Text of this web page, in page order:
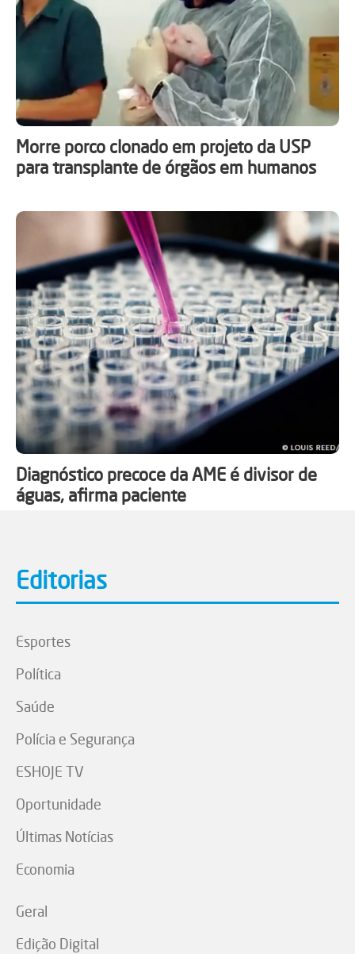
Morre porco clonado em projeto da USP
para transplante de órgãos em humanos
Diagnóstico precoce da AME é divisor de
águas, afirma paciente
Editorias
Esportes
Política
Saúde
Polícia e Segurança
ESHOJE TV
Oportunidade
Últimas Notícias
Economia
Geral
Edição Digital